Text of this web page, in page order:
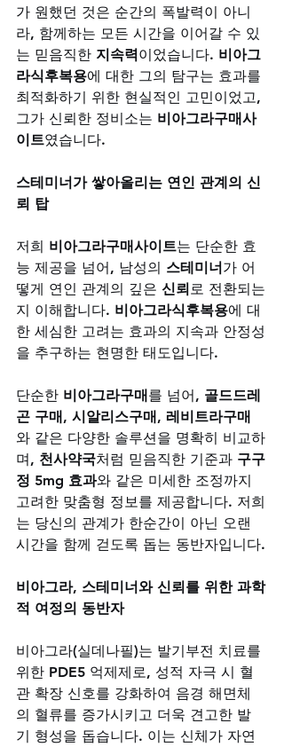
가 원했던 것은 순간의 폭발력이 아니
라, 함께하는 모든 시간을 이어갈 수 있
는 믿음직한 지속력이었습니다. 비아그
라식후복용에 대한 그의 탐구는 효과를
최적화하기 위한 현실적인 고민이었고,
그가 신뢰한 정비소는 비아그라구매사
이트였습니다.
스테미너가 쌓아올리는 연인 관계의 신
뢰 탑
저희 비아그라구매사이트는 단순한 효
능 제공을 넘어, 남성의 스테미너가 어
떻게 연인 관계의 깊은 신뢰로 전환되는
지 이해합니다. 비아그라식후복용에 대
한 세심한 고려는 효과의 지속과 안정성
을 추구하는 현명한 태도입니다.
단순한 비아그라구매를 넘어, 골드드레
곤 구매, 시알리스구매, 레비트라구매
와 같은 다양한 솔루션을 명확히 비교하
며, 천사약국처럼 믿음직한 기준과 구구
정 5mg 효과와 같은 미세한 조정까지
고려한 맞춤형 정보를 제공합니다. 저희
는 당신의 관계가 한순간이 아닌 오랜
시간을 함께 걷도록 돕는 동반자입니다.
비아그라, 스테미너와 신뢰를 위한 과학
적 여정의 동반자
비아그라(실데나필)는 발기부전 치료를
위한 PDE5 억제제로, 성적 자극 시 혈
관 확장 신호를 강화하여 음경 해면체
의 혈류를 증가시키고 더욱 견고한 발
기 형성을 돕습니다. 이는 신체가 자연